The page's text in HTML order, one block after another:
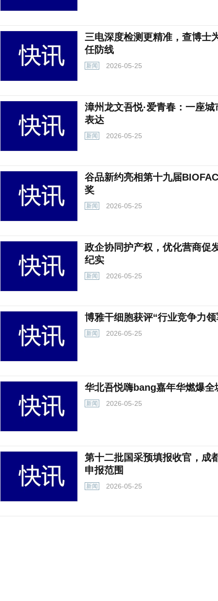
三电深度检测更精准，查博士
任防线
新闻 2026-05-25
漳州龙文吾悦·爱青春：一座
表达
新闻 2026-05-25
谷品新约亮相第十九届
奖
新闻 2026-05-25
政企协同护产权，优化营商促
纪实
新闻 2026-05-25
博雅干细胞获评“行业竞争力
新闻 2026-05-25
华北吾悦嗨bang嘉年华燃爆全
新闻 2026-05-25
第十二批国采预填报收官，成
申报范围
新闻 2026-05-25